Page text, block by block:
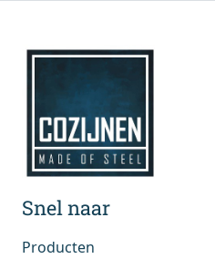
Snel naar
Producten